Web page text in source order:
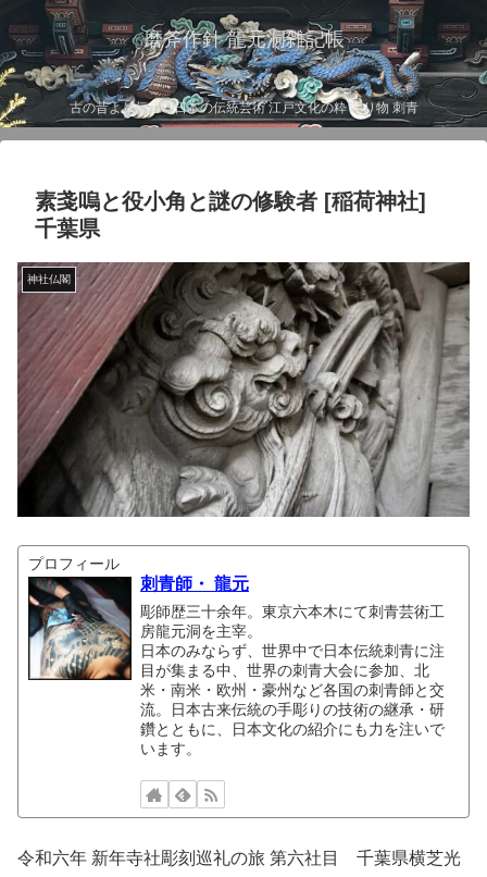
磨斧作針 龍元洞雑記帳
古の昔より伝わる日本の伝統芸術 江戸文化の粋 彫り物 刺青
素戔嗚と役小角と謎の修験者 [稲荷神社]
千葉県
神社仏閣
プロフィール
刺青師・ 龍元
彫師歴三十余年。東京六本木にて刺青芸術工
房龍元洞を主宰。
日本のみならず、世界中で日本伝統刺青に注
目が集まる中、世界の刺青大会に参加、北
米・南米・欧州・豪州など各国の刺青師と交
流。日本古来伝統の手彫りの技術の継承・研
鑽とともに、日本文化の紹介にも力を注いで
います。
令和六年 新年寺社彫刻巡礼の旅 第六社目 千葉県横芝光